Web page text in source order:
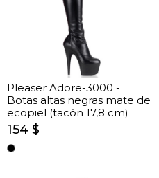
Pleaser Adore-3000 -
Botas altas negras mate de
ecopiel (tacón 17,8 cm)
154 $